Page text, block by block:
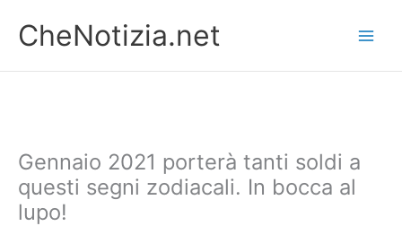
contenuto
CheNotizia.net
Gennaio 2021 porterà tanti soldi a
questi segni zodiacali. In bocca al
lupo!